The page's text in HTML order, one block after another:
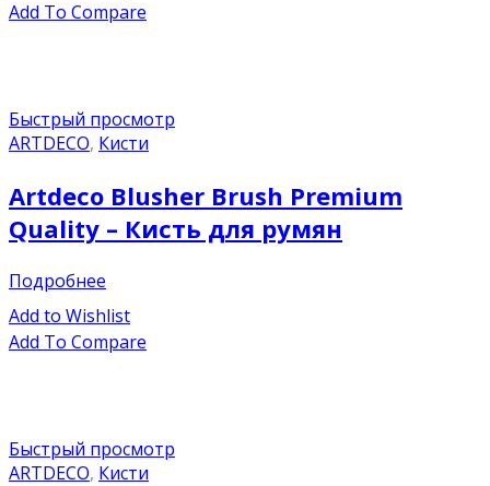
Add To Compare
Быстрый просмотр
ARTDECO, Кисти
Artdeco Blusher Brush Premium
Quality – Кисть для румян
Подробнее
Add to Wishlist
Add To Compare
Быстрый просмотр
ARTDECO, Кисти